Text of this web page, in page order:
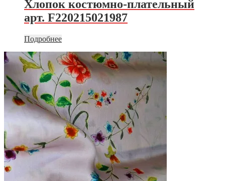
Хлопок костюмно-плательный
арт. F220215021987
Подробнее